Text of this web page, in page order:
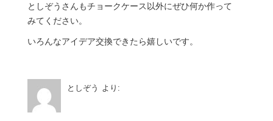
としぞうさんもチョークケース以外にぜひ何か作って
みてください。
いろんなアイデア交換できたら嬉しいです。
としぞう より: